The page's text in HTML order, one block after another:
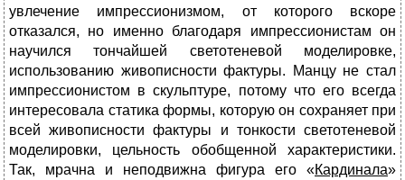
увлечение импрессионизмом, от которого вскоре
отказался, но именно благодаря импрессионистам он
научился тончайшей светотеневой моделировке,
использованию живописности фактуры. Манцу не стал
импрессионистом в скульптуре, потому что его всегда
интересовала статика формы, которую он сохраняет при
всей живописности фактуры и тонкости светотеневой
моделировки, цельность обобщенной характеристики.
Так, мрачна и неподвижна фигура его «Кардинала»